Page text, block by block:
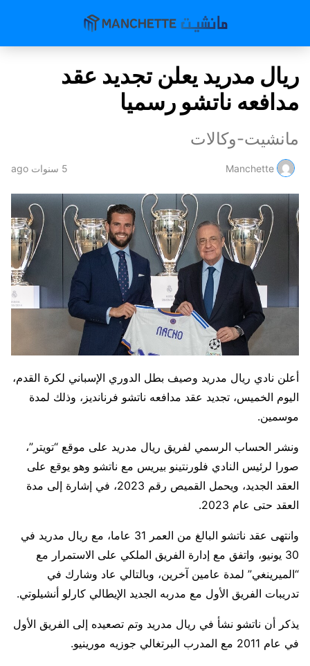
ريال مدريد يعلن تجديد عقد
مدافعه ناتشو رسميا
مانشيت-وكالات
Manchette 5 سنوات ago
أعلن نادي ريال مدريد وصيف بطل الدوري الإسباني لكرة القدم،
اليوم الخميس، تجديد عقد مدافعه ناتشو فرنانديز، وذلك لمدة
موسمين.
ونشر الحساب الرسمي لفريق ريال مدريد على موقع “تويتر”،
صورا لرئيس النادي فلورنتينو بيريس مع ناتشو وهو يوقع على
العقد الجديد، ويحمل القميص رقم 2023، في إشارة إلى مدة
العقد حتى عام 2023.
وانتهى عقد ناتشو البالغ من العمر 31 عاما، مع ريال مدريد في
30 يونيو، واتفق مع إدارة الفريق الملكي على الاستمرار مع
“الميرينغي” لمدة عامين آخرين، وبالتالي عاد وشارك في
تدريبات الفريق الأول مع مدربه الجديد الإيطالي كارلو أنشيلوتي.
يذكر أن ناتشو نشأ في ريال مدريد وتم تصعيده إلى الفريق الأول
في عام 2011 مع المدرب البرتغالي جوزيه مورينيو.